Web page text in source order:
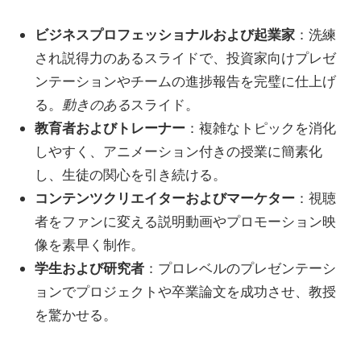
ビジネスプロフェッショナルおよび起業家：洗練
され説得力のあるスライドで、投資家向けプレゼ
ンテーションやチームの進捗報告を完璧に仕上げ
る。 動きのあるスライド。
教育者およびトレーナー：複雑なトピックを消化
しやすく、アニメーション付きの授業に簡素化
し、生徒の関心を引き続ける。
コンテンツクリエイターおよびマーケター：視聴
者をファンに変える説明動画やプロモーション映
像を素早く制作。
学生および研究者：プロレベルのプレゼンテーシ
ョンでプロジェクトや卒業論文を成功させ、教授
を驚かせる。